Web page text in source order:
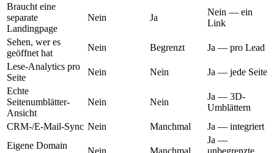
Braucht eine
separate
Landingpage
Nein Ja
Nein — ein
Link
Sehen, wer es
geöffnet hat
Nein Begrenzt
Ja — pro Lead
Lese-Analytics pro
Seite
Nein Nein
Ja — jede Seite
Echte
Seitenumblätter-
Ansicht
Nein Nein
Ja — 3D-
Umblättern
CRM-/E-Mail-Sync Nein Manchmal
Ja — integriert
Eigene Domain
Nein Manchmal
Ja —
unbegrenzte